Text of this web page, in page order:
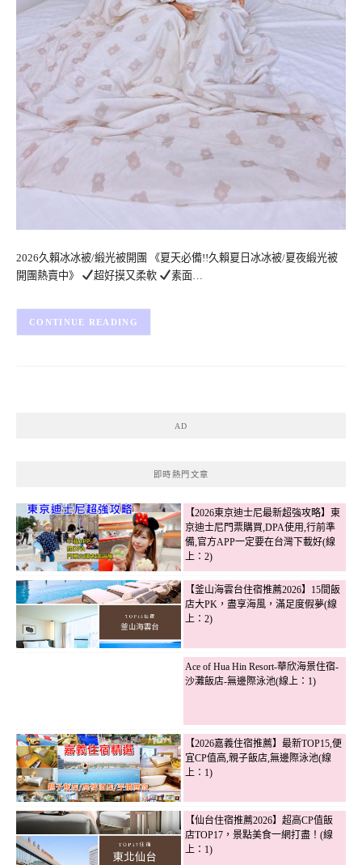
2026久賴冰冰被/緞光被開團 《夏天必備!!久賴夏日冰冰被/夏夜緞光被
開團熱賣中》
超好摸又柔軟 素面…
CONTINUE READING
AD
即時熱門文章
【2026東京迪士尼最新超強攻略】東
京迪士尼門票購買,DPA使用,行前準
備,官方APP一定要在台灣下載好(線
上：2)
【釜山海雲台住宿推薦2026】15間飯
店大PK，盡享海風，滿足度假夢(線
上：2)
Ace of Hua Hin Resort-華欣海景住宿-
沙灘飯店-無邊際泳池(線上：1)
【2026嘉義住宿推薦】最新TOP15,便
宜CP值高,親子飯店,無邊際泳池(線
上：1)
【仙台住宿推薦2026】超高CP值飯
店TOP17，景點美食一網打盡！(線
上：1)